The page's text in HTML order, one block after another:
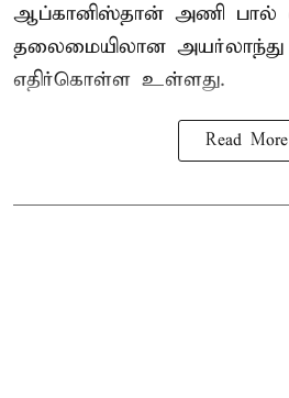
ஆப்கானிஸ்தான் அணி பால்
தலைமையிலான
எதிர்கொள்ள உள்ளது.
Read More